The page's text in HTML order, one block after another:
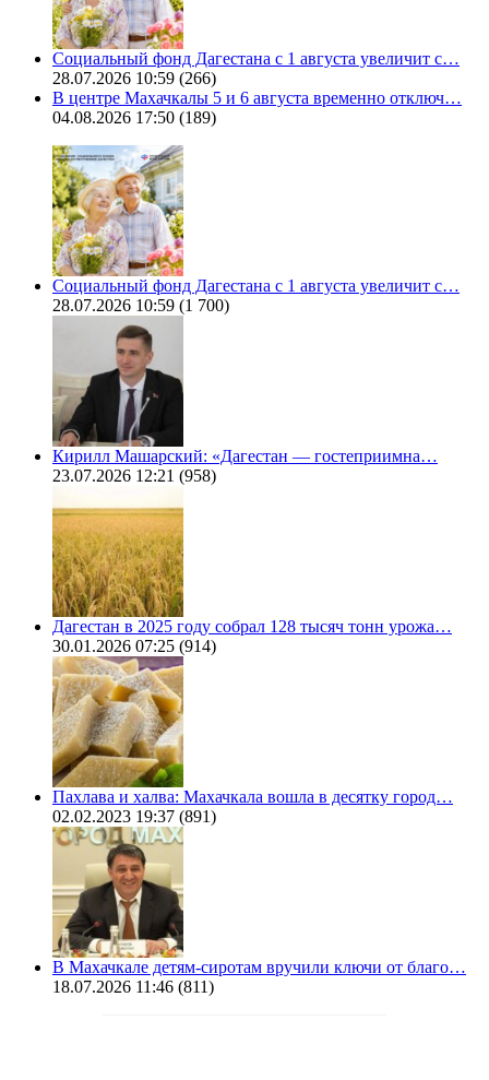
Социальный фонд Дагестана с 1 августа увеличит с…
28.07.2026 10:59 (266)
В центре Махачкалы 5 и 6 августа временно отключ…
04.08.2026 17:50 (189)
Социальный фонд Дагестана с 1 августа увеличит с…
28.07.2026 10:59 (1 700)
Кирилл Машарский: «Дагестан — гостеприимна…
23.07.2026 12:21 (958)
Дагестан в 2025 году собрал 128 тысяч тонн урожа…
30.01.2026 07:25 (914)
Пахлава и халва: Махачкала вошла в десятку город…
02.02.2023 19:37 (891)
В Махачкале детям-сиротам вручили ключи от благо…
18.07.2026 11:46 (811)